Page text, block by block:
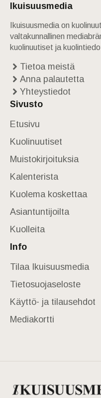
Ikuisuusmedia
Ikuisuusmedia on
valtakunnallinen
kuolinuutiset ja
Tietoa meistä
Anna palautetta
Yhteystiedot
Sivusto
Etusivu
Kuolinuutiset
Muistokirjoituksia
Kalenterista
Kuolema koskettaa
Asiantuntijoilta
Kuolleita
Info
Tilaa Ikuisuusmedia
Tietosuojaseloste
Käyttö- ja tilausehdot
Mediakortti